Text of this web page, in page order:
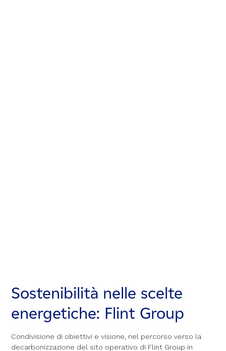
Sostenibilità nelle scelte
energetiche: Flint Group
Condivisione di obiettivi e visione, nel percorso verso la
decarbonizzazione del sito operativo di Flint Group in
Sostenibilità nelle scelte
energetiche: Flint Group
Condivisione di obiettivi e visione, nel percorso verso la
decarbonizzazione del sito operativo di Flint Group in
Sostenibilità nelle scelte
energetiche: Flint Group
Condivisione di obiettivi e visione, nel percorso verso la
decarbonizzazione del sito operativo di Flint Group in